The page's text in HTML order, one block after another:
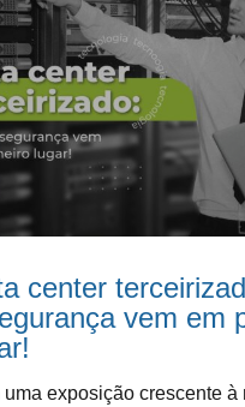
center
vem em
uma exposição crescente à